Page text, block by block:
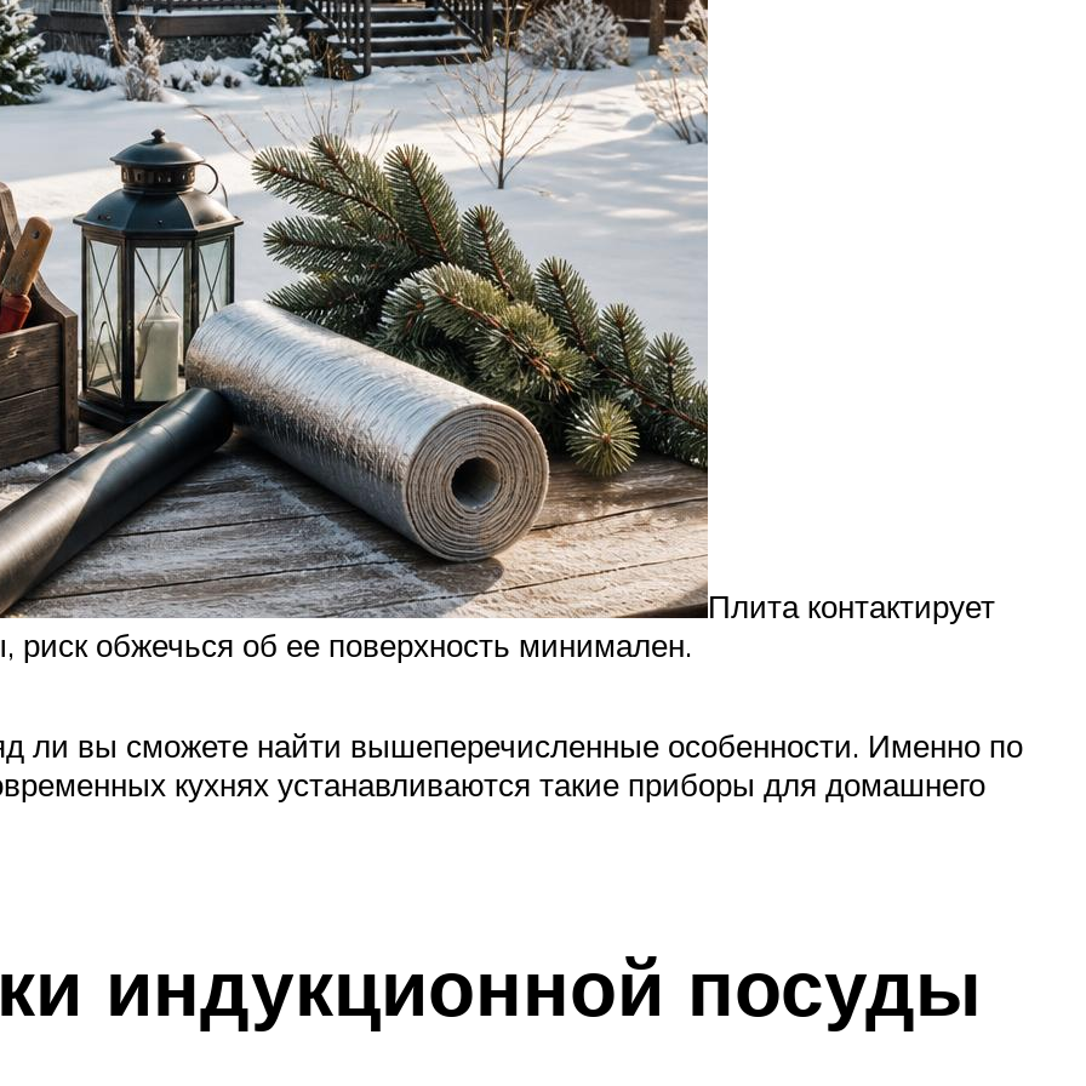
Плита контактирует
обжечься об ее поверхность минимален.
ли вы сможете найти вышеперечисленные особенности. Именно по
кухнях устанавливаются такие приборы для домашнего
индукционной посуды